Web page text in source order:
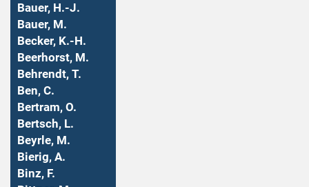
Bauer, H.-J.
Bauer, M.
Becker, K.-H.
Beerhorst, M.
Behrendt, T.
Ben, C.
Bertram, O.
Bertsch, L.
Beyrle, M.
Bierig, A.
Binz, F.